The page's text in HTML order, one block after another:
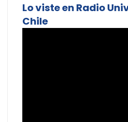
Lo viste en Radio
Chile